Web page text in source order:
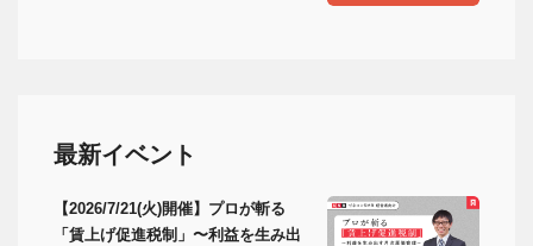
最新イベント
【2026/7/21(火)開催】プロが斬る
「賃上げ促進税制」〜利益を生み出